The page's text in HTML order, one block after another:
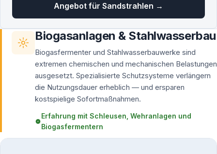
Angebot für Sandstrahlen →
Biogasanlagen & Stahlwasserbau
Biogasfermenter und Stahlwasserbauwerke sind
extremen chemischen und mechanischen Belastungen
ausgesetzt. Spezialisierte Schutzsysteme verlängern
die Nutzungsdauer erheblich — und ersparen
kostspielige Sofortmaßnahmen.
Erfahrung mit Schleusen, Wehranlagen und
Biogasfermentern